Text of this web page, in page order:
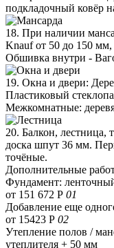
подкладочный ковёр
18. При наличии
Knauf от 50 до 150
Обшивка внутри -
19. Окна и двери:
Пластиковый
Межкомнатные:
20. Балкон, лестница,
доска шпут 36 мм.
точёные.
Дополнительные
Фундамент:
от 151 672 Р 01
Добавление еще
от 15423 Р 02
Утепление полов /
утеплителя + 50 мм